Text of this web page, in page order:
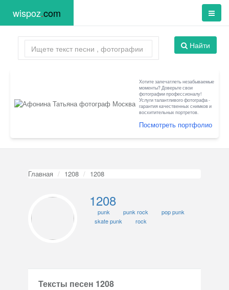
wispoz.com
Найти
Хотите запечатлеть незабываемые
моменты? Доверьте свои
фотографии профессионалу!
Услуги талантливого фотографа -
гарантия качественных снимков и
восхитительных портретов.
Посмотреть портфолио
Главная 1208 1208
1208
punk punk rock
pop punk
skate punk
rock
Тексты песен 1208